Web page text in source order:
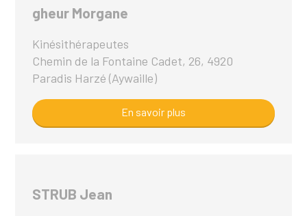
gheur Morgane
Kinésithérapeutes
Chemin de la Fontaine Cadet, 26, 4920
Paradis Harzé (Aywaille)
En savoir plus
STRUB Jean